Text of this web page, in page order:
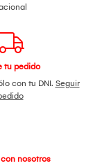
tu pedido
con tu DNI. Seguir
nosotros